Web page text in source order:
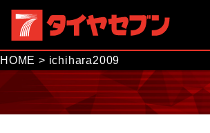
HOME > ichihara2009